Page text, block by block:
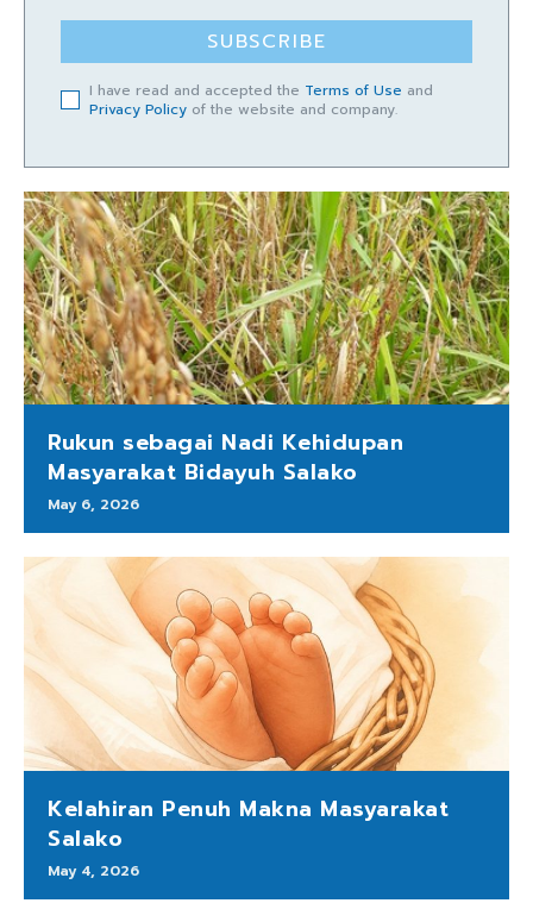
SUBSCRIBE
I have read and accepted the Terms of Use and
Privacy Policy of the website and company.
Rukun sebagai Nadi Kehidupan
Masyarakat Bidayuh Salako
May 6, 2026
Kelahiran Penuh Makna Masyarakat
Salako
May 4, 2026